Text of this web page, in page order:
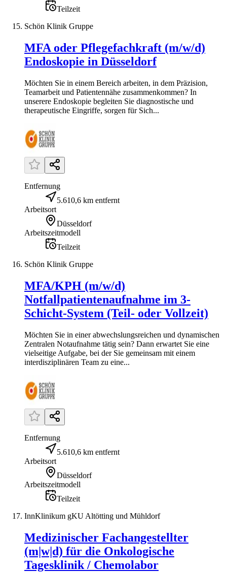
Teilzeit
Schön Klinik Gruppe
MFA oder Pflegefachkraft (m/w/d)
Endoskopie in Düsseldorf
Möchten Sie in einem Bereich arbeiten, in dem Präzision,
Teamarbeit und Patientennähe zusammenkommen? In
unserere Endoskopie begleiten Sie diagnostische und
therapeutische Eingriffe, sorgen für Sich...
Entfernung
5.610,6 km entfernt
Arbeitsort
Düsseldorf
Arbeitszeitmodell
Teilzeit
Schön Klinik Gruppe
MFA/KPH (m/w/d)
Notfallpatientenaufnahme im 3-
Schicht-System (Teil- oder Vollzeit)
Möchten Sie in einer abwechslungsreichen und dynamischen
Zentralen Notaufnahme tätig sein? Dann erwartet Sie eine
vielseitige Aufgabe, bei der Sie gemeinsam mit einem
interdisziplinären Team zu eine...
Entfernung
5.610,6 km entfernt
Arbeitsort
Düsseldorf
Arbeitszeitmodell
Teilzeit
InnKlinikum gKU Altötting und Mühldorf
Medizinischer Fachangestellter
(m|w|d) für die Onkologische
Tagesklinik / Chemolabor